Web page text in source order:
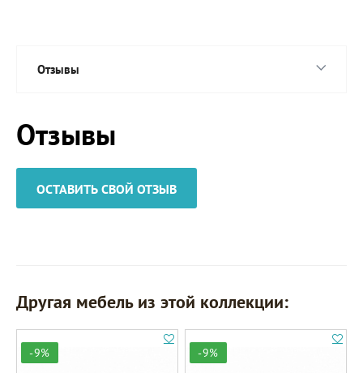
Отзывы
Отзывы
ОСТАВИТЬ СВОЙ ОТЗЫВ
Другая мебель из этой коллекции:
-9% -9%